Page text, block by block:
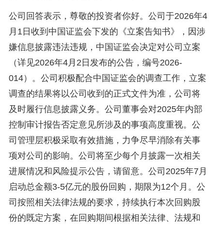
公司回答表示，尊敬的投资者你好。公司于2026年4
月1日收到中国证监会下发的《立案告知书》，因涉
嫌信息披露违法违规，中国证监会决定对公司立案
（详见2026年4月2日发布的公告，编号2026-
014）。公司积极配合中国证监会的调查工作，立案
调查的结果将以公司收到的正式文件为准，公司将
及时履行信息披露义务。公司董事会对2025年内部
控制审计报告否定意见所涉及的事项高度重视。公
司管理层积极采取有效措施，力争尽早消除有关事
项对公司的影响。公司将至少每个月披露一次相关
进展情况和风险提示公告，请留意。公司2025年7月
启动总金额3-5亿元的股份回购，期限为12个月。公
司按照相关法律法规的要求，持续执行本次回购股
份的既定方案，在回购期间根据相关法律、法规和